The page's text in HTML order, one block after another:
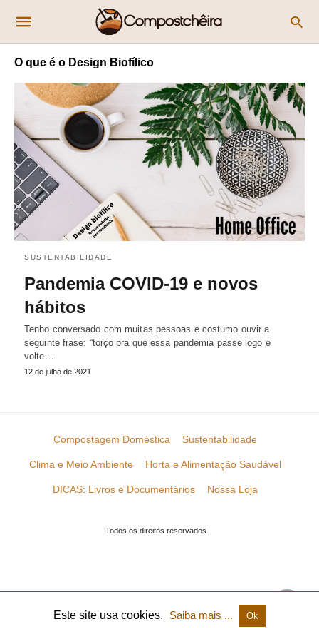
O que é o Design Biofílico
SUSTENTABILIDADE
Pandemia COVID-19 e novos
hábitos
Tenho conversado com muitas pessoas e costumo ouvir a
seguinte frase: “torço pra que essa pandemia passe logo e
volte…
12 de julho de 2021
Compostagem Doméstica Sustentabilidade
Clima e Meio Ambiente Horta e Alimentação Saudável
DICAS: Livros e Documentários Nossa Loja
Todos os direitos reservados
Este site usa cookies. Saiba mais ... Ok